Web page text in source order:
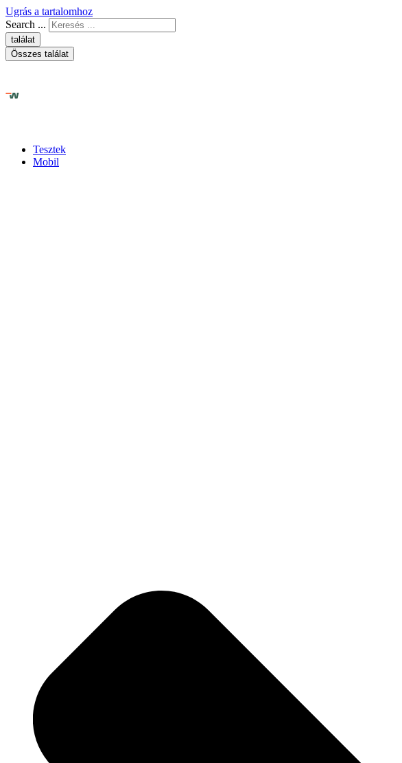
Ugrás a tartalomhoz
Search ...
találat
Összes találat
Tesztek
Mobil